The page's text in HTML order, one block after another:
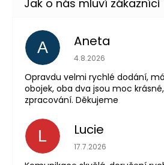
A Aneta
4.8.2026
Opravdu velmi rychlé dodání,
obojek, oba dva jsou moc
zpracování. Děkujeme
L Lucie
17.7.2026